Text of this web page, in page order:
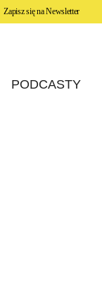
Zapisz się na Newsletter
PODCASTY